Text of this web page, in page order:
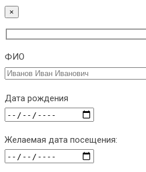
×
ФИО
Дата рождения
Желаемая дата посещения: